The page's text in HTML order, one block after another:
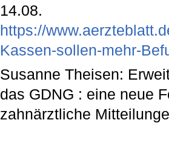
14.08.
https://
Kassen-sollen-mehr-
Susanne Theisen:
das GDNG : eine neue
zahnärztliche